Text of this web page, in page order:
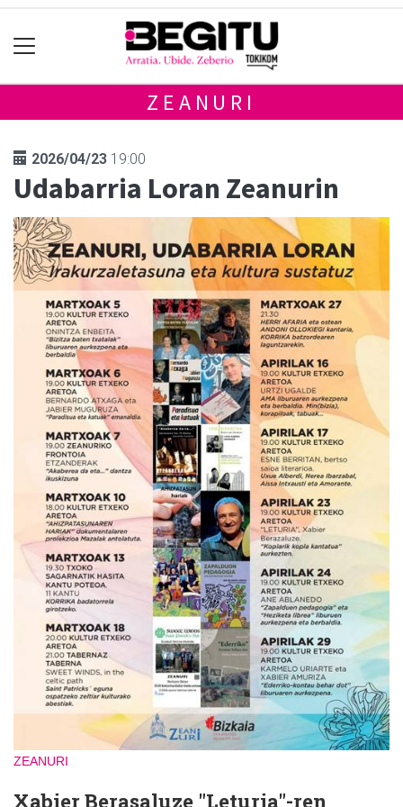
ZEANURI
2026/04/23 19:00
Udabarria Loran Zeanurin
ZEANURI
Xabier Berasaluze "Leturia"-ren